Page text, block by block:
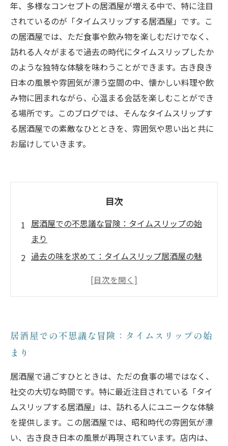
年、多様なコンセプトの居酒屋が増える中で、特に注目
されているのが「タイムスリップする居酒屋」です。こ
の居酒屋では、ただ食事や飲み物を楽しむだけでなく、
訪れる人々がまるで過去の時代にタイムスリップしたか
のような独特な体験を味わうことができます。古き良き
日本の風景や雰囲気が漂う空間の中、懐かしい料理や飲
み物に囲まれながら、心温まる会話を楽しむことができ
る場所です。このブログでは、そんなタイムスリップす
る居酒屋での素敵なひとときを、雰囲気や思い出と共に
お届けしていきます。
目次
居酒屋での不思議な冒険：タイムスリップの始
まり
過去の味を求めて：タイムスリップ居酒屋の魅
心温まる会話：友人との思い出が蘇る瞬間
しみ
は
大切なひととき：居酒屋で過ごす時間の価値
居酒屋での不思議な冒険：タイムスリップの始
まり
居酒屋で過ごすひとときは、ただの食事の場ではなく、
社交の大切な時間です。特に最近注目されている「タイ
ムスリップする居酒屋」は、訪れる人にユニークな体験
を提供します。この居酒屋では、昭和時代の雰囲気が漂
い、古き良き日本の風景が再現されています。店内は、